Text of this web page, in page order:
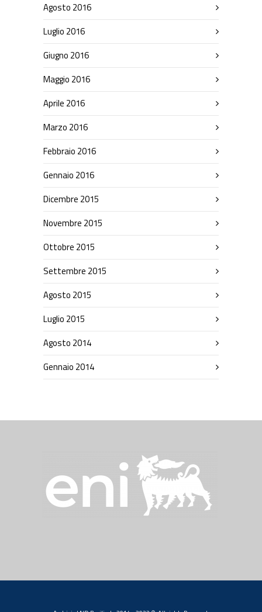
Agosto 2016
Luglio 2016
Giugno 2016
Maggio 2016
Aprile 2016
Marzo 2016
Febbraio 2016
Gennaio 2016
Dicembre 2015
Novembre 2015
Ottobre 2015
Settembre 2015
Agosto 2015
Luglio 2015
Agosto 2014
Gennaio 2014